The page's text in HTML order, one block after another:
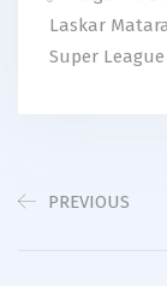
Laskar
Super League
PREVIOUS